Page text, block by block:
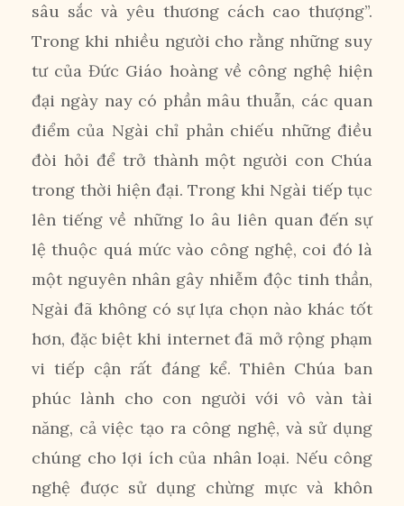
sâu sắc và yêu thương cách cao thượng”.
Trong khi nhiều người cho rằng những suy
tư của Đức Giáo hoàng về công nghệ hiện
đại ngày nay có phần mâu thuẫn, các quan
điểm của Ngài chỉ phản chiếu những điều
đòi hỏi để trở thành một người con Chúa
trong thời hiện đại. Trong khi Ngài tiếp tục
lên tiếng về những lo âu liên quan đến sự
lệ thuộc quá mức vào công nghệ, coi đó là
một nguyên nhân gây nhiễm độc tinh thần,
Ngài đã không có sự lựa chọn nào khác tốt
hơn, đặc biệt khi internet đã mở rộng phạm
vi tiếp cận rất đáng kể. Thiên Chúa ban
phúc lành cho con người với vô vàn tài
năng, cả việc tạo ra công nghệ, và sử dụng
chúng cho lợi ích của nhân loại. Nếu công
nghệ được sử dụng chừng mực và khôn